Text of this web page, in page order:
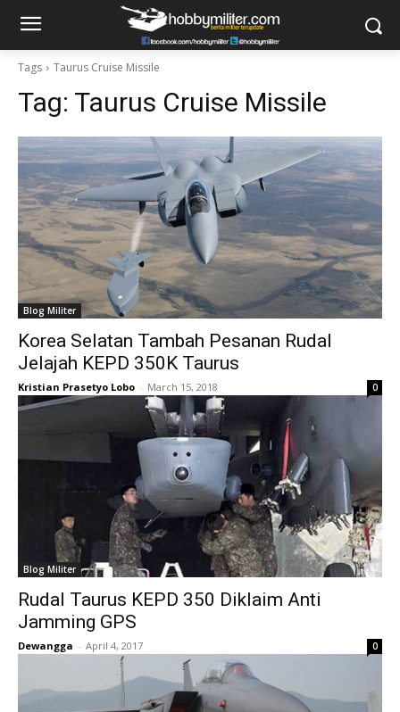
Tags Taurus Cruise Missile
Tag: Taurus Cruise Missile
Blog Militer
Korea Selatan Tambah Pesanan Rudal
Jelajah KEPD 350K Taurus
Kristian Prasetyo Lobo - March 15, 2018 0
Blog Militer
Rudal Taurus KEPD 350 Diklaim Anti
Jamming GPS
Dewangga - April 4, 2017 0